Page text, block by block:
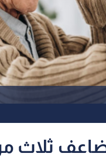
ثلاث